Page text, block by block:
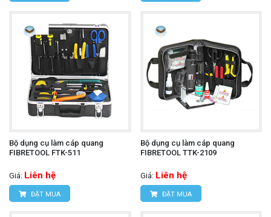
Bộ dụng cụ làm cáp quang
FIBRETOOL FTK-511
Giá: Liên hệ
ĐẶT MUA
Bộ dụng cụ làm cáp quang
FIBRETOOL TTK-2109
Giá: Liên hệ
ĐẶT MUA